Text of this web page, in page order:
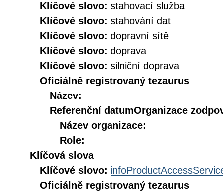
Klíčové slovo: stahovací služba
Klíčové slovo: stahování dat
Klíčové slovo: dopravní sítě
Klíčové slovo: doprava
Klíčové slovo: silniční doprava
Oficiálně registrovaný tezaurus
Název:
Referenční datumOrganizace
Název organizace:
Role:
Klíčová slova
Klíčové slovo:
Oficiálně registrovaný tezaurus